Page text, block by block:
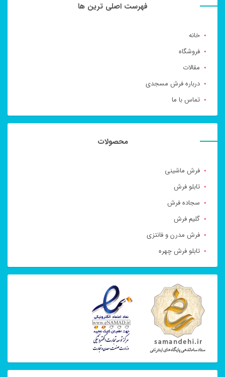
فهرست اصلی ترین ها
خانه
فروشگاه
مقالات
درباره فرش مسجدی
تماس با ما
محصولات
فرش ماشینی
تابلو فرش
سجاده فرش
گلیم فرش
فرش مدرن و فانتزی
تابلو فرش چهره